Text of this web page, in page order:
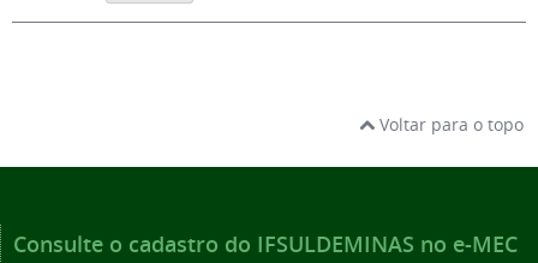
Voltar para o topo
Consulte o cadastro do IFSULDEMINAS no e-MEC